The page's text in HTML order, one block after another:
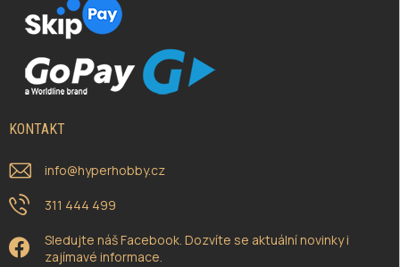
KONTAKT
info@hyperhobby.cz
311 444 499
Sledujte náš Facebook. Dozvíte se aktuální novinky i
zajímavé informace.